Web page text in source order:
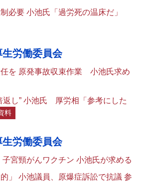
必要 小池氏「過労死の温床だ」
労働委員会
を 原発事故収束作業 小池氏求め
返し” 小池氏 厚労相「参考にした
料
労働委員会
宮頸がんワクチン 小池氏が求める
的」 小池議員、原爆症訴訟で抗議 参